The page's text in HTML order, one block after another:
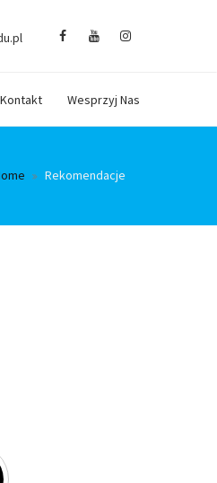
Kontakt Wesprzyj Nas
Rekomendacje